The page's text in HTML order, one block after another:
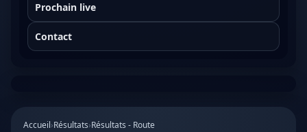
Prochain live
Contact
Accueil›Résultats›Résultats - Route